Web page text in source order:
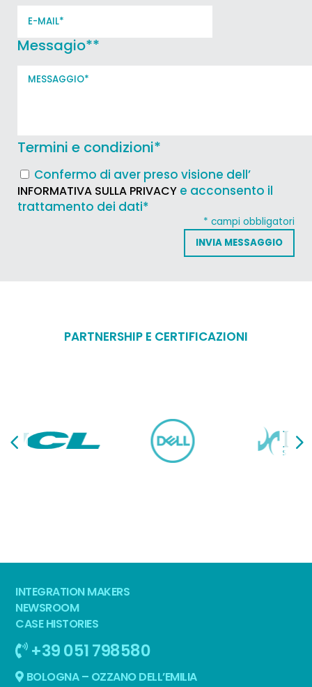
Messagio**
Termini e condizioni*
Confermo di aver preso visione dell’
INFORMATIVA SULLA PRIVACY e acconsento il
trattamento dei dati*
* campi obbligatori
PARTNERSHIP E CERTIFICAZIONI
INTEGRATION MAKERS
NEWSROOM
CASE HISTORIES
+39 051 798580
BOLOGNA – OZZANO DELL’EMILIA